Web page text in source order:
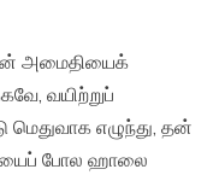
அமைதியைக்
வயிற்றுப்
மெதுவாக எழுந்து, தன்
போல ஹாலை